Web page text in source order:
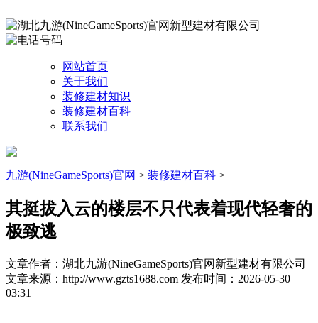
网站首页
关于我们
装修建材知识
装修建材百科
联系我们
九游(NineGameSports)官网 > 装修建材百科 >
其挺拔入云的楼层不只代表着现代轻奢的
极致逃
文章作者：湖北九游(NineGameSports)官网新型建材有限公司
文章来源：http://www.gzts1688.com 发布时间：2026-05-30
03:31